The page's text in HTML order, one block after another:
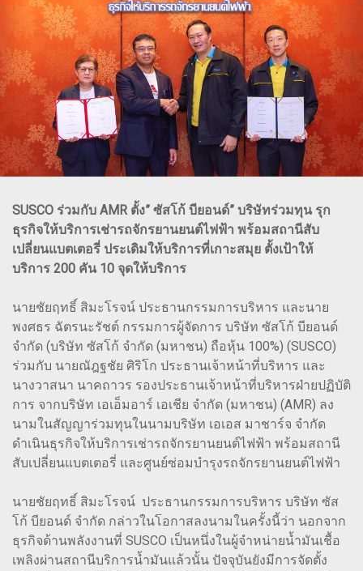
SUSCO ร่วมกับ AMR ตั้ง” ซัสโก้ บียอนด์” บริษัทร่วมทุน รุก
ธุรกิจให้บริการเช่ารถจักรยานยนต์ไฟฟ้า พร้อมสถานีสับ
เปลี่ยนแบตเตอรี่ ประเดิมให้บริการที่เกาะสมุย ตั้งเป้าให้
บริการ 200 คัน 10 จุดให้บริการ
นายชัยฤทธิ์ สิมะโรจน์ ประธานกรรมการบริหาร และนาย
พงศธร ฉัตรนะรัชต์ กรรมการผู้จัดการ บริษัท ซัสโก้ บียอนด์
จำกัด (บริษัท ซัสโก้ จำกัด (มหาชน) ถือหุ้น 100%) (SUSCO)
ร่วมกับ นายณัฎฐชัย ศิริโก ประธานเจ้าหน้าที่บริหาร และ
นางวาสนา นาคถาวร รองประธานเจ้าหน้าที่บริหารฝ่ายปฏิบัติ
การ จากบริษัท เอเอ็มอาร์ เอเชีย จำกัด (มหาชน) (AMR) ลง
นามในสัญญาร่วมทุนในนามบริษัท เอเอส มาชาร์จ จำกัด
ดำเนินธุรกิจให้บริการเช่ารถจักรยานยนต์ไฟฟ้า พร้อมสถานี
สับเปลี่ยนแบตเตอรี่ และศูนย์ซ่อมบำรุงรถจักรยานยนต์ไฟฟ้า
นายชัยฤทธิ์ สิมะโรจน์ ประธานกรรมการบริหาร บริษัท ซัส
โก้ บียอนด์ จำกัด กล่าวในโอกาสลงนามในครั้งนี้ว่า นอกจาก
ธุรกิจด้านพลังงานที่ SUSCO เป็นหนึ่งในผู้จำหน่ายน้ำมันเชื้อ
เพลิงผ่านสถานีบริการน้ำมันแล้วนั้น ปัจจุบันยังมีการจัดตั้ง